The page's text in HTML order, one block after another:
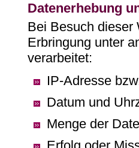
Datenerhebung
Bei Besuch dieser
Erbringung unter
verarbeitet:
IP-Adresse
Datum und
Menge der